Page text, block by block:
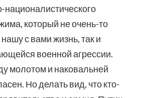
который не очень-то
с вами жизнь, так и
военной агрессии.
молотом и наковальней
Но делать вид, что кто-